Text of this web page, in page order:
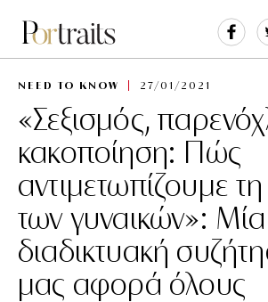
NEED TO KNOW 27/01/2021
«Σεξισμός,
κακοποίηση: Πώς
αντιμετωπίζουμε
των γυναικών»: Μία
διαδικτυακή
μας αφορά όλους